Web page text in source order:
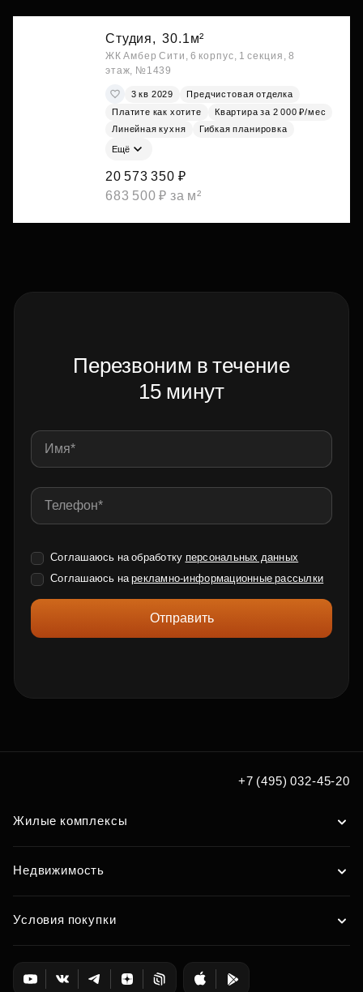
Студия, 30.1м²
ЖК Амбер Сити, 6 корпус, 1 секция, 8
этаж, №1439
3 кв 2029
Предчистовая отделка
Платите как хотите
Квартира за 2 000 ₽/мес
Линейная кухня
Гибкая планировка
Ещё
20 573 350 ₽
683 500 ₽ за м²
Перезвоним в течение
15 минут
Соглашаюсь на обработку персональных данных
Соглашаюсь нарекламно-информационные рассылки
Отправить
+7 (495) 032-45-20
Жилые комплексы
Недвижимость
Условия покупки